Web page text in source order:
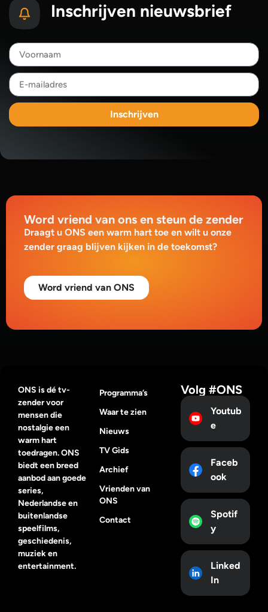
Inschrijven nieuwsbrief
Inschrijven
Word vriend van ons en steun de zender
Draagt u ONS een warm hart toe en wilt u onze
zender graag blijven kijken in de toekomst?
Word vriend van ONS
ONS is dé tv-
zender voor
mensen die
nostalgie een
warm hart
toedragen. ONS
biedt een breed
aanbod aan goede
series,
Nederlandse en
buitenlandse
speelfilms,
geschiedenis,
muziek en
entertainment.
Programma’s
Waar te zien
Nieuws
TV Gids
Archief
Vrienden van
ONS
Contact
Volg #ONS
Youtub
e
Faceb
ook
Spotif
y
Linked
In